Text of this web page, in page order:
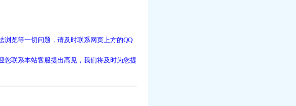
览等一切问题，请及时联系网页上方的QQ
联系本站客服提出高见，我们将及时为您提